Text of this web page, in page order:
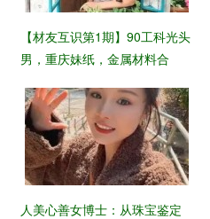
【材友互识第1期】90工科光头
男，重庆妹纸，金属材料合
​人美心善女博士：从珠宝鉴定